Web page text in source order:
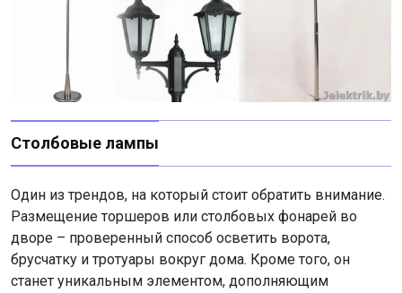
Столбовые лампы
Один из трендов, на который стоит обратить внимание.
Размещение торшеров или столбовых фонарей во
дворе – проверенный способ осветить ворота,
брусчатку и тротуары вокруг дома. Кроме того, он
станет уникальным элементом, дополняющим